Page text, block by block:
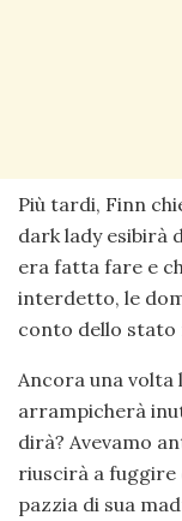
Più tardi, Finn
dark lady esibirà
era fatta fare e
interdetto, le
conto dello stato
Ancora una volta
arrampicherà
dirà? Avevamo
riuscirà a fuggire
pazzia di sua